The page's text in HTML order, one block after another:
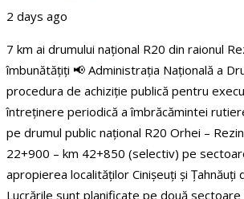
2 days ago
7 km ai drumului național R20 din raionul
îmbunătățiți 📢 Administrația Națională a
procedura de achiziție publică pentru
întreținere periodică a îmbrăcămintei
pe drumul public național R20 Orhei –
22+900 – km 42+850 (selectiv) pe
apropierea localităților Cinișeuți și Țahnăuți
Lucrările sunt planificate pe două sectoare